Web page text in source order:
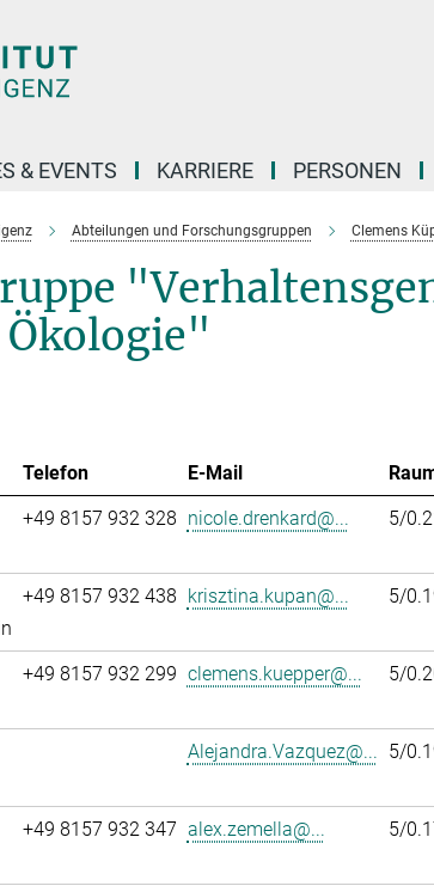
& EVENTS KARRIERE PERSONEN
Abteilungen und Forschungsgruppen Clemens
Telefon E-Mail
+49 8157 932 328 nicole.drenkard@... 5/
+49 8157 932 438 krisztina.kupan@... 5/
+49 8157 932 299 clemens.kuepper@... 5/
Alejandra.Vazquez@... 5/
+49 8157 932 347 alex.zemella@... 5/